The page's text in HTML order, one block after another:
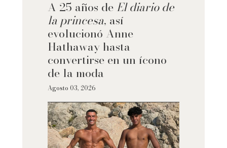
A 25 años de El diario de
la princesa, así
evolucionó Anne
Hathaway hasta
convertirse en un ícono
de la moda
Agosto 03, 2026